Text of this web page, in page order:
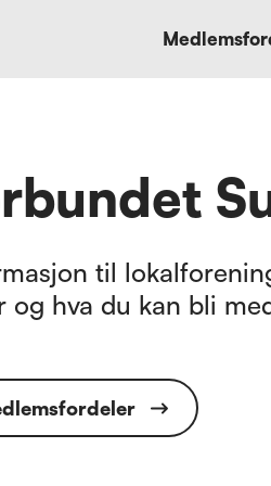
til
hva du kan bli